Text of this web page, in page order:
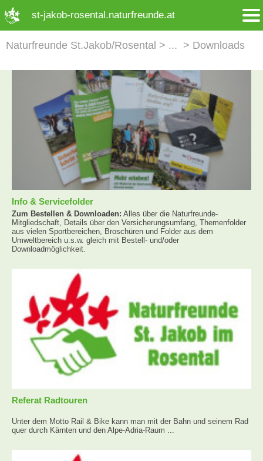
st-jakob-rosental.naturfreunde.at
Naturfreunde St.Jakob/Rosental Downloads
Info & Servicefolder
Zum Bestellen & Downloaden: Alles über die Naturfreunde-
Mitgliedschaft, Details über den Versicherungsumfang, Themenfolder
aus vielen Sportbereichen, Broschüren und Folder aus dem
Umweltbereich u.s.w. gleich mit Bestell- und/oder
Downloadmöglichkeit.
Referat Radtouren
Unter dem Motto Rail & Bike kann man mit der Bahn und seinem Rad
quer durch Kärnten und den Alpe-Adria-Raum ...